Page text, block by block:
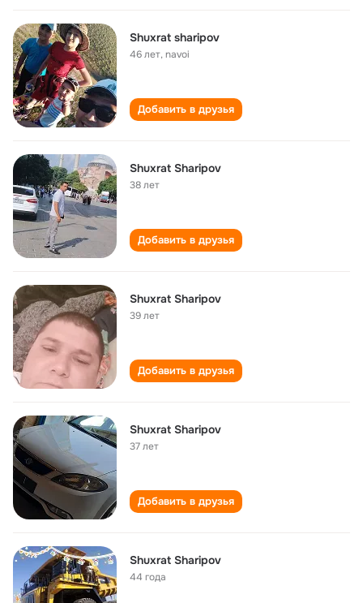
Shuxrat sharipov
46 лет,navoi
Добавить в друзья
Shuxrat Sharipov
38 лет
Добавить в друзья
Shuxrat Sharipov
39 лет
Добавить в друзья
Shuxrat Sharipov
37 лет
Добавить в друзья
Shuxrat Sharipov
44 года